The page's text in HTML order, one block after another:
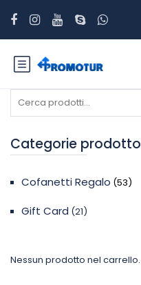
Categorie prodotto
Cofanetti Regalo (53)
Gift Card (21)
Nessun prodotto nel carrello.